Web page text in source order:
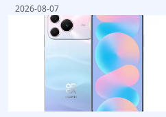
2026-08-07